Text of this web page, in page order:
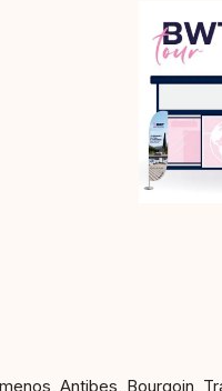
Antibes, Bourgoin,